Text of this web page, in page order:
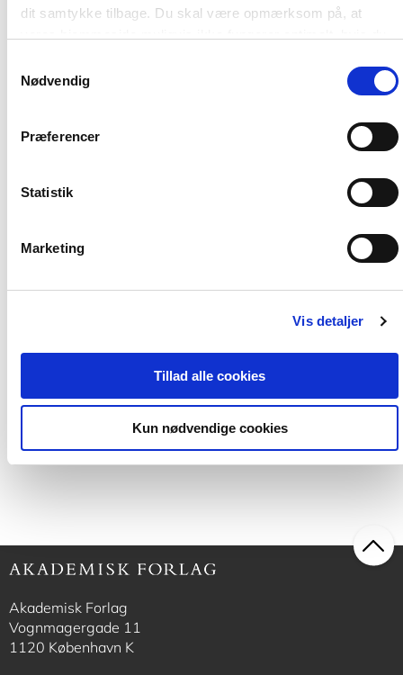
dit samtykke tilbage. Du skal være opmærksom på, at
Nødvendig
Præferencer
Statistik
Marketing
Vis detaljer
Tillad alle cookies
Kun nødvendige cookies
Af samme forfatter
Morten Ejrnæs Jens Guldager
349,95 KR.
Socialt arbejde
Jens Guldager
Fra
405,00 KR.
Akademisk Forlag
Vognmagergade 11
1120 København K